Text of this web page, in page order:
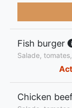
Fish burger
Salade,
Chicken